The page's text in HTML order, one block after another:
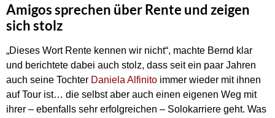
Amigos sprechen über Rente und zeigen
sich stolz
„Dieses Wort Rente kennen wir nicht“, machte Bernd klar
und berichtete dabei auch stolz, dass seit ein paar Jahren
auch seine Tochter Daniela Alfinito immer wieder mit ihnen
auf Tour ist… die selbst aber auch einen eigenen Weg mit
ihrer – ebenfalls sehr erfolgreichen – Solokarriere geht. Was